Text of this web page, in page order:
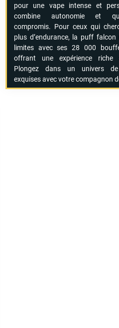
pour une vape intense et
combine autonomieet
compromis. Pour ceux qui
plus d’endurance, la puff falcon
limites avecses28000
offrant une expérience riche
Plongez dans un univers
exquisesavecvotrecompagnon